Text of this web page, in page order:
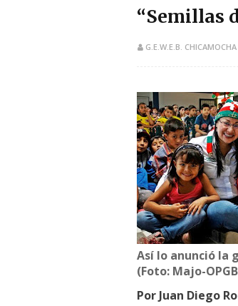
“Semillas
G.E.W.E.B.
Así lo anunció la
(Foto: Majo-
Por Juan Diego